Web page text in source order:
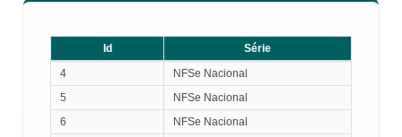
Id
Série
Série
4
NFSe Nacional
5
NFSe Nacional
6
NFSe Nacional